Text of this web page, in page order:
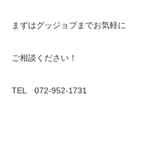
まずはグッジョブまでお気軽に
ご相談ください！
TEL 072-952-1731